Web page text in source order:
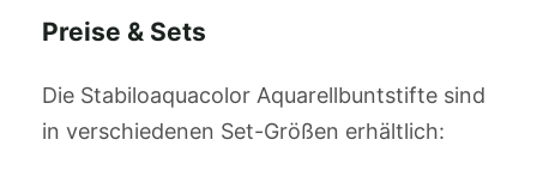
Preise & Sets
Die Stabiloaquacolor Aquarellbuntstifte sind
in verschiedenen Set-Größen erhältlich: